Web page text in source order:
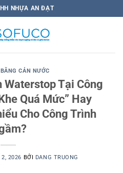
NHỰA AN ĐẠT
CẢN NƯỚC
Waterstop Tại Công
Quá Mức” Hay
Cho Công Trình
2026 BỞI DANG TRUONG